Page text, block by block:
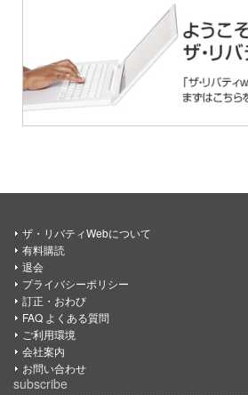
ザ・リバティWebについて
有料購読
退会
プライバシーポリシー
訂正・おわび
FAQ よくある質問
ご利用環境
会社案内
お問い合わせ
subscribe